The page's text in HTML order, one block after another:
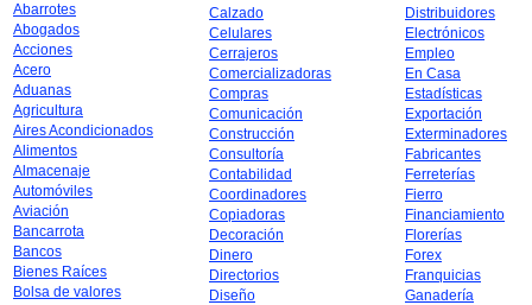
Abarrotes
Abogados
Acciones
Acero
Aduanas
Agricultura
Aires Acondicionados
Alimentos
Almacenaje
Automóviles
Aviación
Bancarrota
Bancos
Bienes Raíces
Bolsa de valores
Calzado
Celulares
Cerrajeros
Comercializadoras
Compras
Comunicación
Construcción
Consultoría
Contabilidad
Coordinadores
Copiadoras
Decoración
Dinero
Directorios
Diseño
Distribuidores
Electrónicos
Empleo
En Casa
Estadísticas
Exportación
Exterminadores
Fabricantes
Ferreterías
Fierro
Financiamiento
Florerías
Forex
Franquicias
Ganadería